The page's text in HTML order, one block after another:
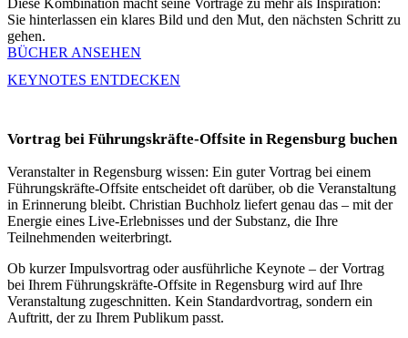
Diese Kombination macht seine Vorträge zu mehr als Inspiration:
Sie hinterlassen ein klares Bild und den Mut, den nächsten Schritt zu
gehen.
BÜCHER ANSEHEN
KEYNOTES ENTDECKEN
Vortrag bei Führungskräfte-Offsite in Regensburg buchen
Veranstalter in Regensburg wissen: Ein guter Vortrag bei einem
Führungskräfte-Offsite entscheidet oft darüber, ob die Veranstaltung
in Erinnerung bleibt. Christian Buchholz liefert genau das – mit der
Energie eines Live-Erlebnisses und der Substanz, die Ihre
Teilnehmenden weiterbringt.
Ob kurzer Impulsvortrag oder ausführliche Keynote – der Vortrag
bei Ihrem Führungskräfte-Offsite in Regensburg wird auf Ihre
Veranstaltung zugeschnitten. Kein Standardvortrag, sondern ein
Auftritt, der zu Ihrem Publikum passt.